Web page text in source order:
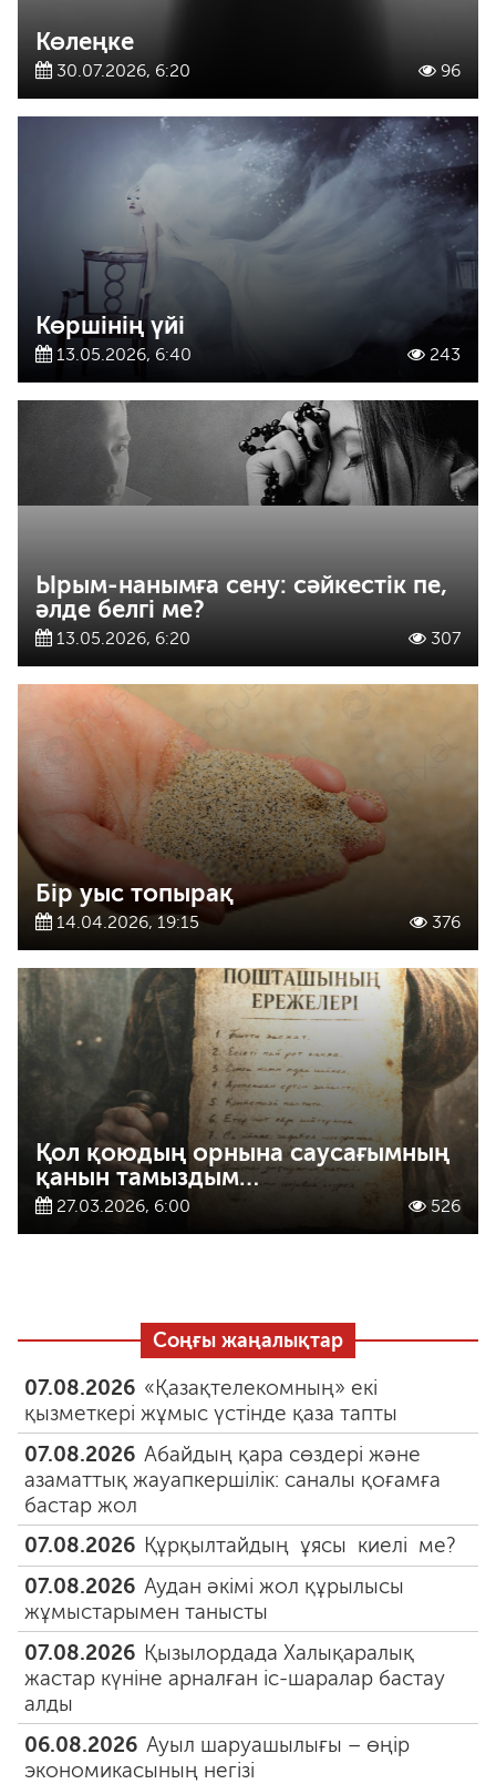
Көлеңке
30.07.2026, 6:20 96
Көршінің үйі
13.05.2026, 6:40 243
Ырым-нанымға сену: сәйкестік пе,
әлде белгі ме?
13.05.2026, 6:20 307
Бір уыс топырақ
14.04.2026, 19:15 376
Қол қоюдың орнына саусағымның
қанын тамыздым…
27.03.2026, 6:00 526
Соңғы жаңалықтар
07.08.2026 «Қазақтелекомның» екі
қызметкері жұмыс үстінде қаза тапты
07.08.2026 Абайдың қара сөздері және
азаматтық жауапкершілік: саналы қоғамға
бастар жол
07.08.2026 Құрқылтайдың ұясы киелі ме?
07.08.2026 Аудан әкімі жол құрылысы
жұмыстарымен танысты
07.08.2026 Қызылордада Халықаралық
жастар күніне арналған іс-шаралар бастау
алды
06.08.2026 Ауыл шаруашылығы – өңір
экономикасының негізі